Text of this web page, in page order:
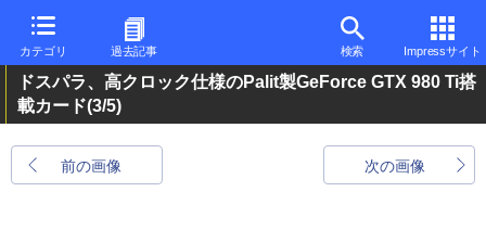
カテゴリ 過去記事 検索 Impressサイト
ドスパラ、高クロック仕様のPalit製GeForce GTX 980 Ti搭
載カード(3/5)
前の画像 次の画像